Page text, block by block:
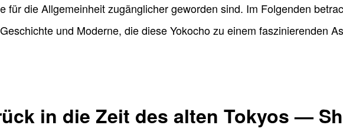
für die Allgemeinheit zugänglicher geworden sind. Im Folgenden
und Moderne, die diese Yokocho zu einem faszinierenden
in die Zeit des alten Tokyos —